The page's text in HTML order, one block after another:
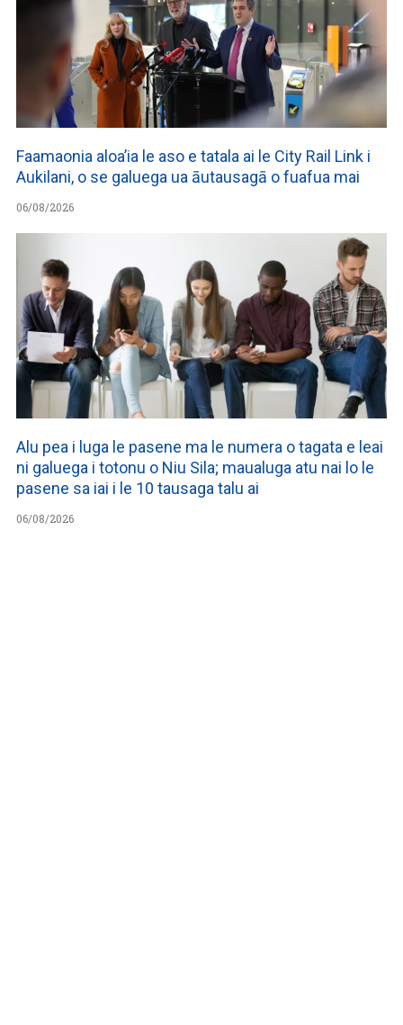
Faamaonia aloa’ia le aso e tatala ai le City Rail Link i
Aukilani, o se galuega ua āutausagā o fuafua mai
06/08/2026
Alu pea i luga le pasene ma le numera o tagata e leai
ni galuega i totonu o Niu Sila; maualuga atu nai lo le
pasene sa iai i le 10 tausaga talu ai
06/08/2026